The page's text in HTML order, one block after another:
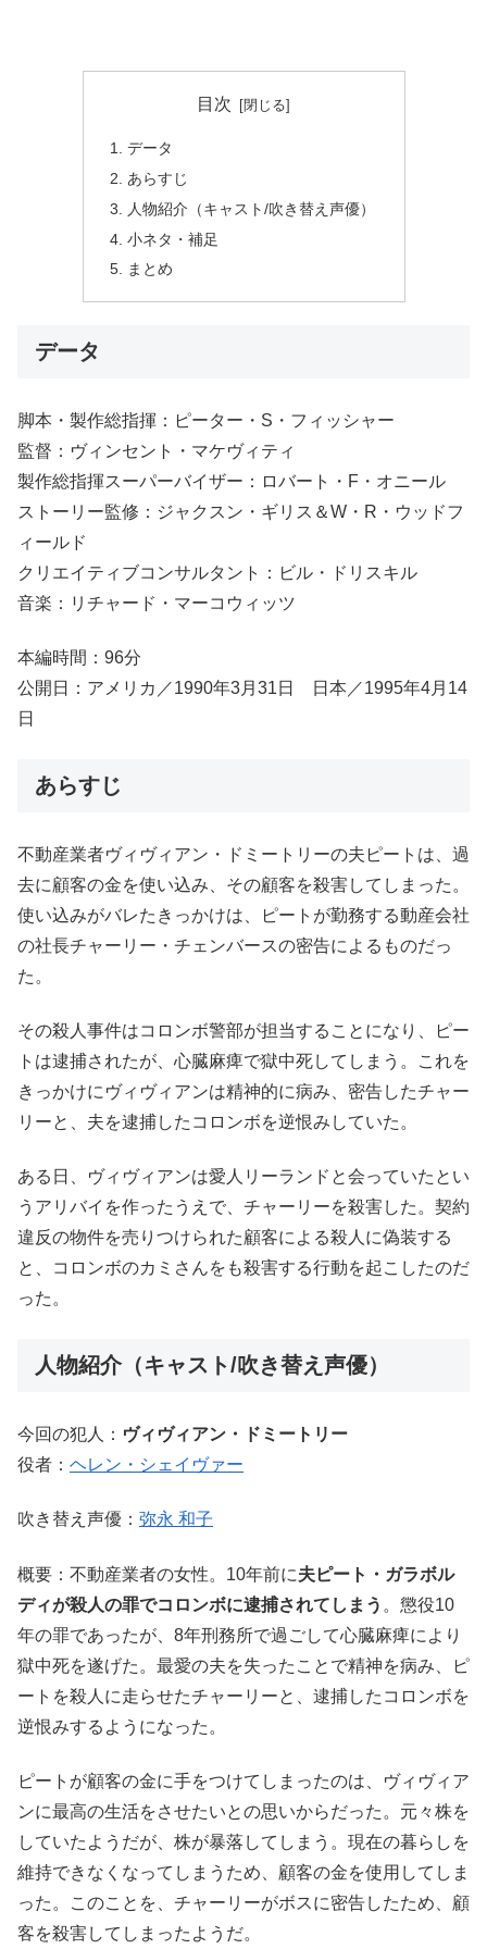
目次
データ
あらすじ
人物紹介（キャスト/吹き替え声優）
小ネタ・補足
まとめ
データ
脚本・製作総指揮：ピーター・S・フィッシャー
監督：ヴィンセント・マケヴィティ
製作総指揮スーパーバイザー：ロバート・F・オニール
ストーリー監修：ジャクスン・ギリス＆W・R・ウッドフ
ィールド
クリエイティブコンサルタント：ビル・ドリスキル
音楽：リチャード・マーコウィッツ
本編時間：96分
公開日：アメリカ／1990年3月31日 日本／1995年4月14
日
あらすじ
不動産業者ヴィヴィアン・ドミートリーの夫ピートは、過
去に顧客の金を使い込み、その顧客を殺害してしまった。
使い込みがバレたきっかけは、ピートが勤務する動産会社
の社長チャーリー・チェンバースの密告によるものだっ
た。
その殺人事件はコロンボ警部が担当することになり、ピー
トは逮捕されたが、心臓麻痺で獄中死してしまう。これを
きっかけにヴィヴィアンは精神的に病み、密告したチャー
リーと、夫を逮捕したコロンボを逆恨みしていた。
ある日、ヴィヴィアンは愛人リーランドと会っていたとい
うアリバイを作ったうえで、チャーリーを殺害した。契約
違反の物件を売りつけられた顧客による殺人に偽装する
と、コロンボのカミさんをも殺害する行動を起こしたのだ
った。
人物紹介（キャスト/吹き替え声優）
今回の犯人： ヴィヴィアン・ドミートリー
役者： ヘレン・シェイヴァー
吹き替え声優： 弥永 和子
概要：不動産業者の女性。10年前に夫ピート・ガラボル
ディが殺人の罪でコロンボに逮捕されてしまう 。懲役10
年の罪であったが、8年刑務所で過ごして心臓麻痺により
獄中死を遂げた。最愛の夫を失ったことで精神を病み、ピ
ートを殺人に走らせたチャーリーと、逮捕したコロンボを
逆恨みするようになった。
ピートが顧客の金に手をつけてしまったのは、ヴィヴィア
ンに最高の生活をさせたいとの思いからだった。元々株を
していたようだが、株が暴落してしまう。現在の暮らしを
維持できなくなってしまうため、顧客の金を使用してしま
った。このことを、チャーリーがボスに密告したため、顧
客を殺害してしまったようだ。